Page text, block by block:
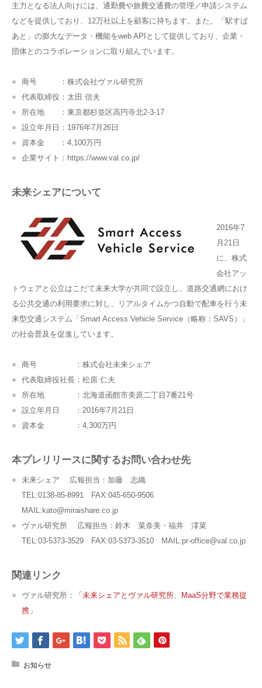
主力となる法人向けには、通勤費や旅費交通費の管理／申請システム
などを提供しており、12万社以上を顧客に持ちます。また、「駅すぱ
あと」の膨大なデータ・機能をweb APIとして提供しており、企業・
団体とのコラボレーションに取り組んでいます。
商号 ：株式会社ヴァル研究所
代表取締役：太田 信夫
所在地 ：東京都杉並区高円寺北2-3-17
設立年月日：1976年7月26日
資本金 ：4,100万円
企業サイト：https://www.val.co.jp/
未来シェアについて
2016年7
月21日
に、株式
会社アッ
トウェアと公立はこだて未来大学が共同で設立し、道路交通網におけ
る公共交通の利用要求に対し、リアルタイムかつ自動で配車を行う未
来型交通システム「Smart Access Vehicle Service（略称：SAVS）」
の社会普及を促進しています。
商号 ：株式会社未来シェア
代表取締役社長：松原 仁夫
所在地 ：北海道函館市美原二丁目7番21号
設立年月日 ：2016年7月21日
資本金 ：4,300万円
本プレリリースに関するお問い合わせ先
未来シェア 広報担当：加藤 志織
TEL:0138-85-8991 FAX:045-650-9506
MAIL:kato@miraishare.co.jp
ヴァル研究所 広報担当：鈴木 菜奈美・福井 澪菜
TEL:03-5373-3529 FAX:03-5373-3510 MAIL:pr-office@val.co.jp
関連リンク
ヴァル研究所：
「未来シェアとヴァル研究所、MaaS分野で業務提
携」
お知らせ